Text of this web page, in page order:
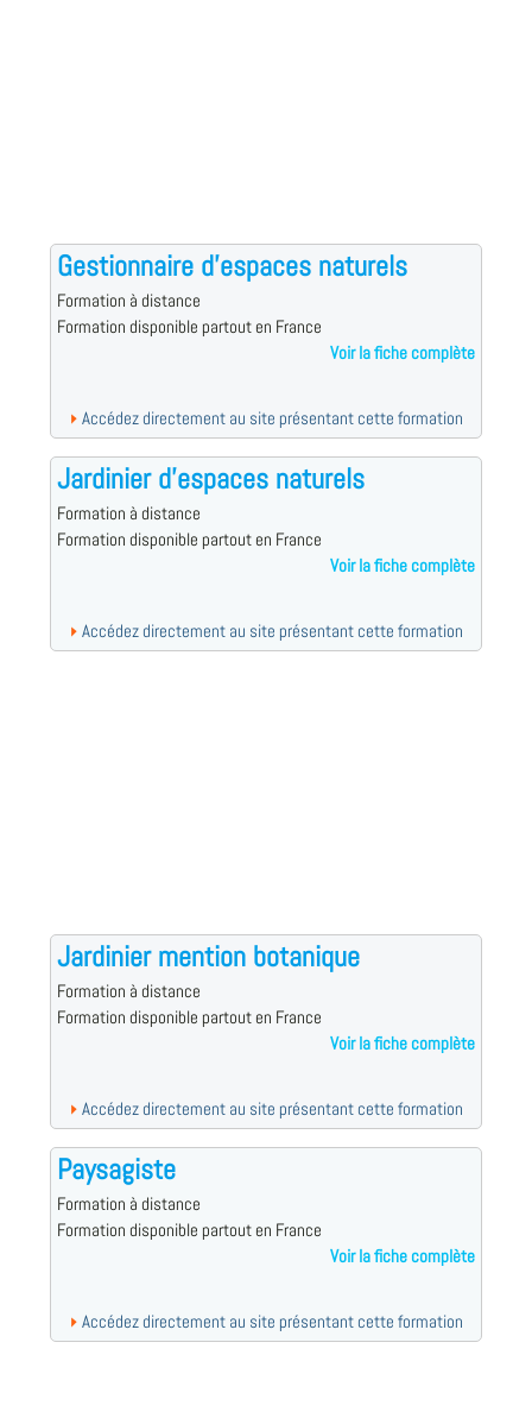
Gestionnaire d'espaces naturels
Formation à distance
Formation disponible partout en France
Voir la fiche complète
Accédez directement au site présentant cette formation
Jardinier d'espaces naturels
Formation à distance
Formation disponible partout en France
Voir la fiche complète
Accédez directement au site présentant cette formation
Jardinier mention botanique
Formation à distance
Formation disponible partout en France
Voir la fiche complète
Accédez directement au site présentant cette formation
Paysagiste
Formation à distance
Formation disponible partout en France
Voir la fiche complète
Accédez directement au site présentant cette formation